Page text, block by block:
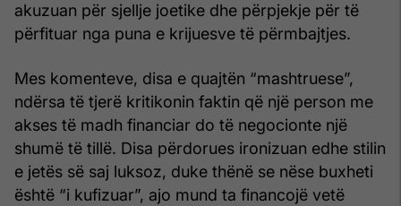
akuzuan për sjellje joetike dhe përpjekje për të
përfituar nga puna e krijuesve të përmbajtjes.
Mes komenteve, disa e quajtën “mashtruese”,
ndërsa të tjerë kritikonin faktin që një person me
akses të madh financiar do të negocionte një
shumë të tillë. Disa përdorues ironizuan edhe stilin
e jetës së saj luksoz, duke thënë se nëse buxheti
është “i kufizuar”, ajo mund ta financojë vetë